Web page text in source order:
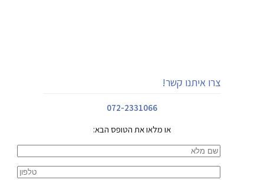
צרו איתנו קשר!
072-2331066
או מלאו את הטופס הבא: